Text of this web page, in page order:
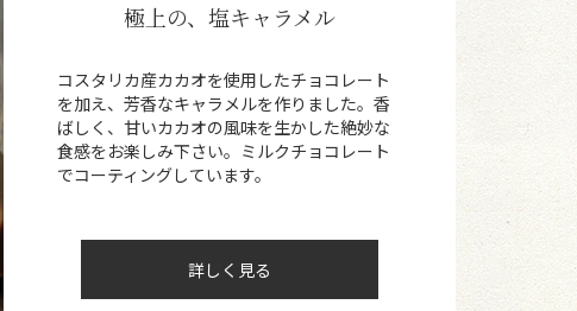
極上の、塩キャラメル
コスタリカ産カカオを使用したチョコレート
を加え、芳香なキャラメルを作りました。香
ばしく、甘いカカオの風味を生かした絶妙な
食感をお楽しみ下さい。ミルクチョコレート
でコーティングしています。
詳しく見る